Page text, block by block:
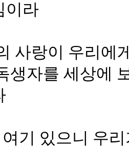
이라
사랑이 우리에
생자를 세상에
기 있으니 우